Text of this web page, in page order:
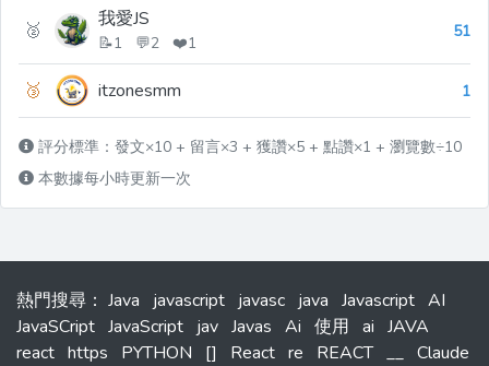
🥈 我愛JS
📝1 💬2 ❤️1
51
🥉 itzonesmm 1
評分標準：發文×10 + 留言×3 + 獲讚×5 + 點讚×1 + 瀏覽數÷10
本數據每小時更新一次
熱門搜尋 ： Java javascript javasc java Javascript AI
JavaSCript JavaScript jav Javas Ai 使用 ai JAVA
react https PYTHON [] React re REACT __ Claude